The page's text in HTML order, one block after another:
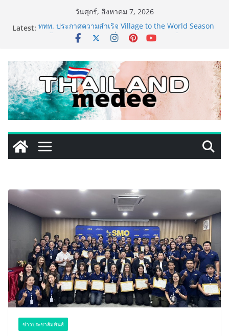
วันศุกร์, สิงหาคม 7, 2026
Latest: ททท. ประกาศความสำเร็จ Village to the World Season
5 ผนึก 9 พันธมิตร ขับเคลื่อน ESG Tourism สืบสานพระ
เหิงลี่ แมนูแฟคเจอริ่ง เทคโนโลยี (ไทยแลนด์) เปิดโรงงาน
แห่งใหม่ในชลบุรี เดินหน้าขยายฐานการผลิตสู่เอเชียตะวัน
ออกเฉียงใต้ เสริมแกร่งยุทธศาสตร์ระดับโลก
TECNO ประกาศทรานส์ฟอร์มจากเกมมิ่งโฟน สู่ไลฟ์สไตล์
แฟชั่นไอเท็ม เสิร์ฟใหญ่ปักหมุดแลนมาร์คใหม่กลางสถานี
MRT วาง POVA 8 Series จุดเริ่มต้นครั้งสำคัญ
PIPPER STANDARD® เปิดตัวแชมพูอาบน้ำ และ โฟมอาบ
แห้งสัตว์เลี้ยง ชูนวัตกรรมพลังธรรมชาติ “Zero-Residue”
เลียขนได้ ปลอดภัย ไร้สารตกค้าง
เริ่มแล้ว! อ.ต.ก.แฟร์ 4 ภาค @ภาคกลาง “มนต์เสน่ห์เกษตร
ไทย สู่ใจกลางมหานคร” ชวนชิม ช้อป สินค้าเกษตร
ข่าวประชาสัมพันธ์